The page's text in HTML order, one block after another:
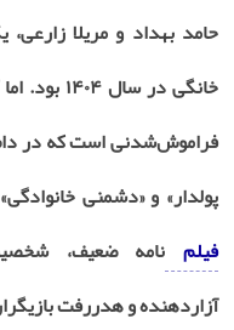
حامد بهداد و مریلا
خانگی در
فراموش‌شدنی است که در
پولدار» و «دشمنی
فیلم نامه ضعیف،
آزاردهنده و هدررفت